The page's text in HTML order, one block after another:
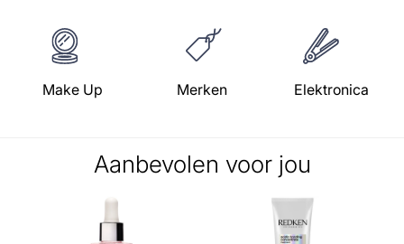
Make Up Merken Elektronica
Aanbevolen voor jou